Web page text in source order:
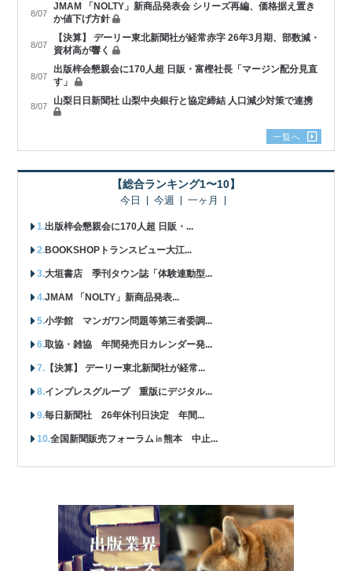
8/07
JMAM 「NOLTY」新商品発表会 シリーズ再編、価格据え置き
か値下げ方針
8/07
【決算】 デーリー東北新聞社が経常赤字 26年3月期、部数減・
資材高が響く
8/07
出版梓会懇親会に170人超 日販・富樫社長「マージン配分見直
す」
8/07 山梨日日新聞社 山梨中央銀行と協定締結 人口減少対策で連携
一覧へ
【総合ランキング1〜10】
今日 今週 一ヶ月
出版梓会懇親会に170人超 日販・...
BOOKSHOPトランスビュー大江...
大垣書店 季刊タウン誌「体験連動型...
JMAM 「NOLTY」新商品発表...
小学館 マンガワン問題等第三者委調...
取協・雑協 年間発売日カレンダー発...
【決算】 デーリー東北新聞社が経常...
インプレスグループ 重版にデジタル...
毎日新聞社 26年休刊日決定 年間...
全国新聞販売フォーラム㏌熊本 中止...